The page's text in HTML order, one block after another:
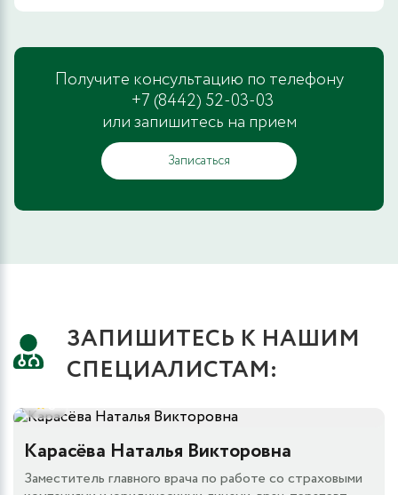
Получите консультацию по телефону
+7 (8442) 52-03-03
или запишитесь на прием
Записаться
ЗАПИШИТЕСЬ К НАШИМ
СПЕЦИАЛИСТАМ:
5
Карасёва Наталья Викторовна
Заместитель главного врача по работе со страховыми